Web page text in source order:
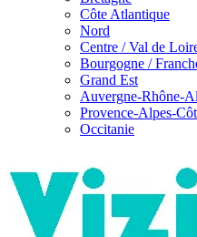
Côte Atlantique
Nord
Centre / Val de
Bourgogne /
Grand Est
Auvergne-Rhône-
Provence-Alpes-
Occitanie